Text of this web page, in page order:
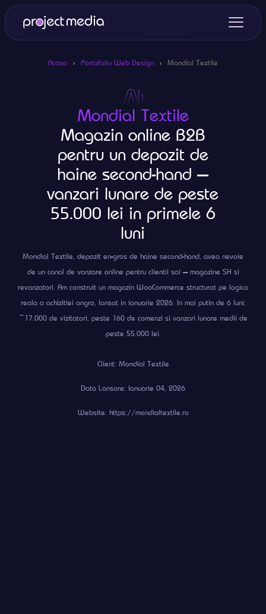
Acasa › Portofoliu Web Design › Mondial Textile
Mondial Textile
Magazin online B2B
pentru un depozit de
haine second-hand —
vanzari lunare de peste
55.000 lei in primele 6
luni
Mondial Textile, depozit en-gros de haine second-hand, avea nevoie
de un canal de vanzare online pentru clientii sai — magazine SH si
revanzatori. Am construit un magazin WooCommerce structurat pe logica
reala a achizitiei angro, lansat in ianuarie 2026. In mai putin de 6 luni:
~17.000 de vizitatori, peste 160 de comenzi si vanzari lunare medii de
peste 55.000 lei.
Client: Mondial Textile
Data Lansare: Ianuarie 04, 2026
Website: https://mondialtextile.ro